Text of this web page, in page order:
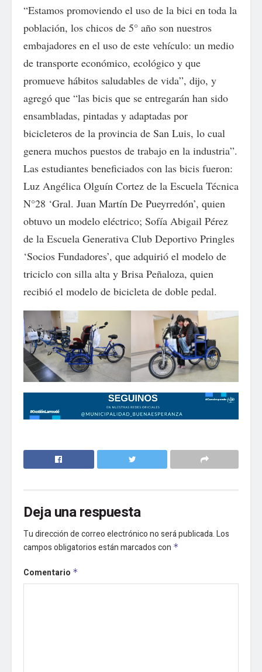
“Estamos promoviendo el uso de la bici en toda la
población, los chicos de 5° año son nuestros
embajadores en el uso de este vehículo: un medio
de transporte económico, ecológico y que
promueve hábitos saludables de vida”, dijo, y
agregó que “las bicis que se entregarán han sido
ensambladas, pintadas y adaptadas por
bicicleteros de la provincia de San Luis, lo cual
genera muchos puestos de trabajo en la industria”.
Las estudiantes beneficiados con las bicis fueron:
Luz Angélica Olguín Cortez de la Escuela Técnica
N°28 ‘Gral. Juan Martín De Pueyrredón’, quien
obtuvo un modelo eléctrico; Sofía Abigail Pérez
de la Escuela Generativa Club Deportivo Pringles
‘Socios Fundadores’, que adquirió el modelo de
triciclo con silla alta y Brisa Peñaloza, quien
recibió el modelo de bicicleta de doble pedal.
Deja una respuesta
Tu dirección de correo electrónico no será publicada.Los
campos obligatorios están marcados con *
Comentario *